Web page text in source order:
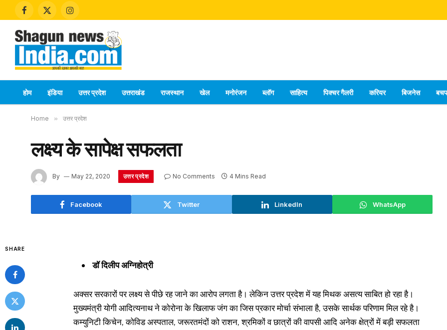
Facebook
X
Instagram
होम इंडिया उत्तर प्रदेश उत्तराखंड राजस्थान खेल मनोरंजन ब्लॉग साहित्य पिक्चर गैलरी करियर बिजनेस
Home » उत्तर प्रदेश
लक्ष्य के सापेक्ष सफलता
By May 22, 2020 उत्तर प्रदेश No Comments 4 Mins Read
Facebook Twitter LinkedIn WhatsApp
SHARE
डॉ दिलीप अग्निहोत्री
अक्सर सरकारों पर लक्ष्य से पीछे रह जाने का आरोप लगता है। लेकिन उत्तर प्रदेश में यह मिथक असत्य साबित हो रहा है।
मुख्यमंत्री योगी आदित्यनाथ ने कोरोना के खिलाफ जंग का जिस प्रकार मोर्चा संभाला है, उसके सार्थक परिणाम मिल रहे है।
कम्युनिटी किचेन, कोविड अस्पताल, जरूरतमंदों को राशन, श्रमिकों व छात्रों की वापसी आदि अनेक क्षेत्रों में बड़ी सफलता